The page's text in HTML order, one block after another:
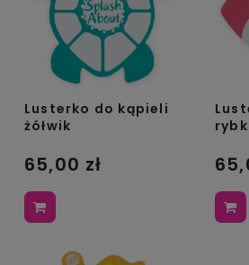
Lusterko do kąpieli
żółwik
65,00 zł